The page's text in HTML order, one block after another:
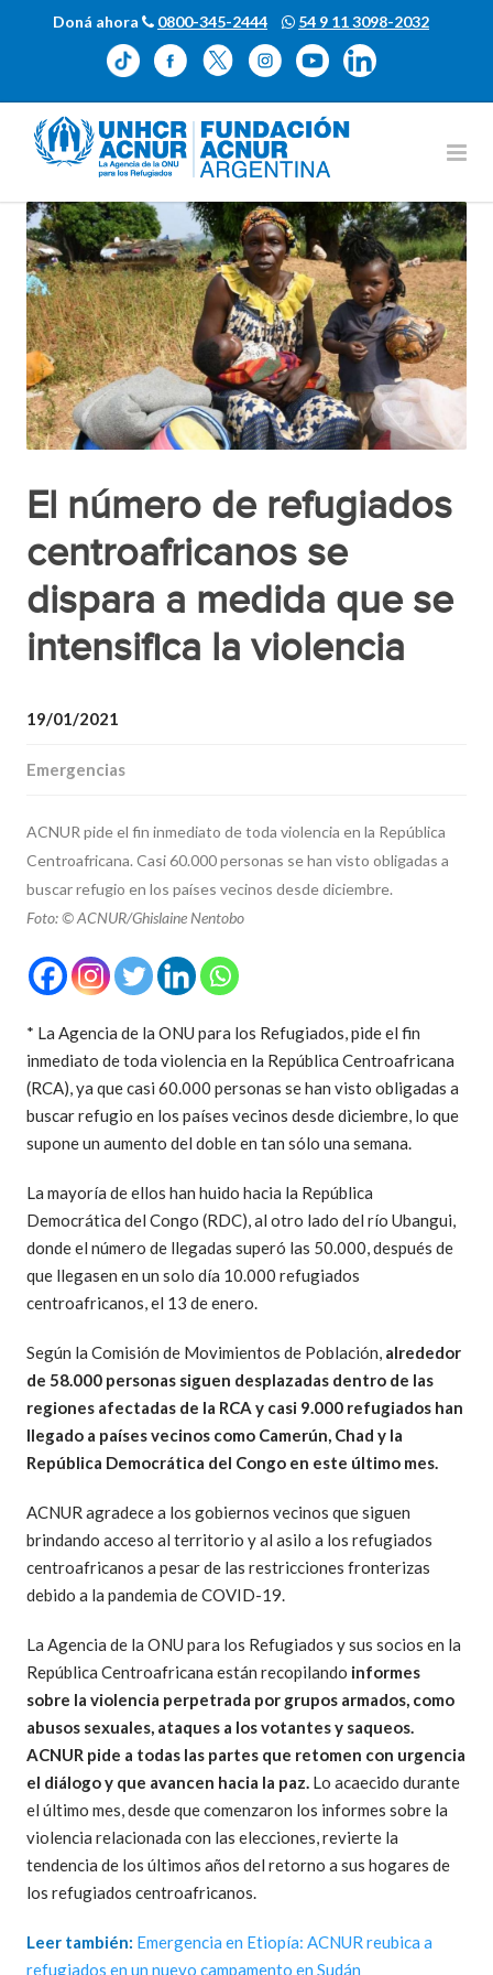
Doná ahora 0800-345-2444 54 9 11 3098-2032
El número de refugiados
centroafricanos se
dispara a medida que se
intensifica la violencia
19/01/2021
Emergencias
ACNUR pide el fin inmediato de toda violencia en la República
Centroafricana. Casi 60.000 personas se han visto obligadas a
buscar refugio en los países vecinos desde diciembre.
Foto: © ACNUR/Ghislaine Nentobo
* La Agencia de la ONU para los Refugiados, pide el fin
inmediato de toda violencia en la República Centroafricana
(RCA), ya que casi 60.000 personas se han visto obligadas a
buscar refugio en los países vecinos desde diciembre, lo que
supone un aumento del doble en tan sólo una semana.
La mayoría de ellos han huido hacia la República
Democrática del Congo (RDC), al otro lado del río Ubangui,
donde el número de llegadas superó las 50.000, después de
que llegasen en un solo día 10.000 refugiados
centroafricanos, el 13 de enero.
Según la Comisión de Movimientos de Población, alrededor
de 58.000 personas siguen desplazadas dentro de las
regiones afectadas de la RCA y casi 9.000 refugiados han
llegado a países vecinos como Camerún, Chad y la
República Democrática del Congo en este último mes.
ACNUR agradece a los gobiernos vecinos que siguen
brindando acceso al territorio y al asilo a los refugiados
centroafricanos a pesar de las restricciones fronterizas
debido a la pandemia de COVID-19.
La Agencia de la ONU para los Refugiados y sus socios en la
República Centroafricana están recopilando informes
sobre la violencia perpetrada por grupos armados, como
abusos sexuales, ataques a los votantes y saqueos.
ACNUR pide a todas las partes que retomen con urgencia
el diálogo y que avancen hacia la paz. Lo acaecido durante
el último mes, desde que comenzaron los informes sobre la
violencia relacionada con las elecciones, revierte la
tendencia de los últimos años del retorno a sus hogares de
los refugiados centroafricanos.
Leer también: Emergencia en Etiopía: ACNUR reubica a
refugiados en un nuevo campamento en Sudán